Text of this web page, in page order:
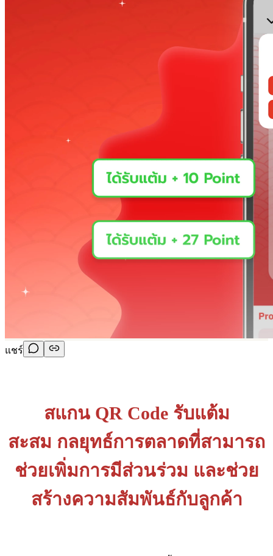
แชร์
สแกน QR Code รับแต้ม
สะสม กลยุทธ์การตลาดที่สามารถ
ช่วยเพิ่มการมีส่วนร่วม และช่วย
สร้างความสัมพันธ์กับลูกค้า